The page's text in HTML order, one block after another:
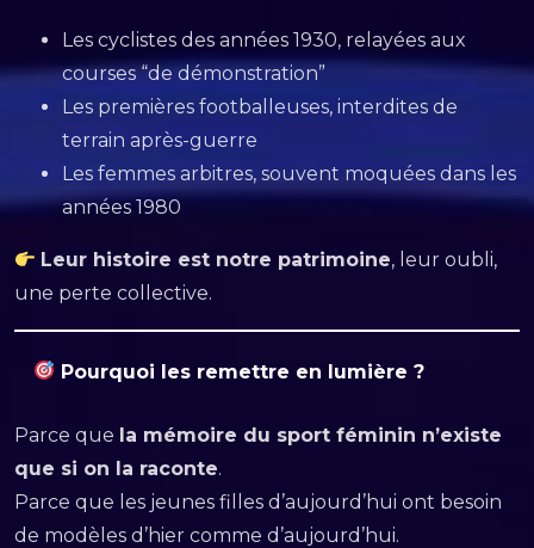
Les cyclistes des années 1930, relayées aux
courses “de démonstration”
Les premières footballeuses, interdites de
terrain après-guerre
Les femmes arbitres, souvent moquées dans les
années 1980
Leur histoire est notre patrimoine, leur oubli,
une perte collective.
Pourquoi les remettre en lumière ?
Parce que la mémoire du sport féminin n’existe
que si on la raconte.
Parce que les jeunes filles d’aujourd’hui ont besoin
de modèles d’hier comme d’aujourd’hui.